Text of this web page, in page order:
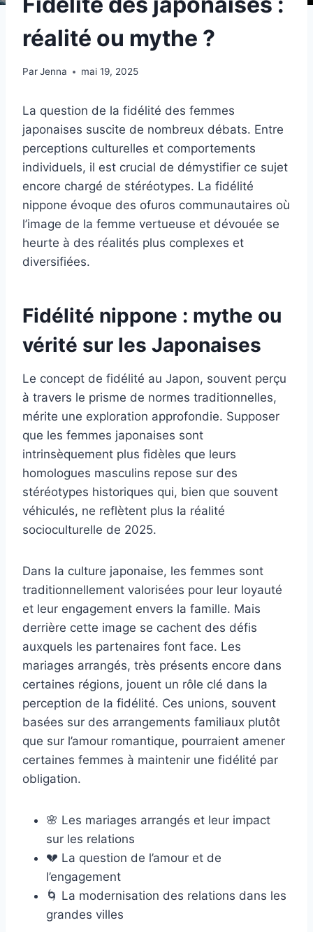
réalité ou mythe ?
ParJenna mai 19, 2025
La question de la fidélité des femmes
japonaises suscite de nombreux débats. Entre
perceptions culturelles et comportements
individuels, il est crucial de démystifier ce sujet
encore chargé de stéréotypes. La fidélité
nippone évoque des ofuros communautaires où
l’image de la femme vertueuse et dévouée se
heurte à des réalités plus complexes et
diversifiées.
Fidélité nippone : mythe ou
vérité sur les Japonaises
Le concept de fidélité au Japon, souvent perçu
à travers le prisme de normes traditionnelles,
mérite une exploration approfondie. Supposer
que les femmes japonaises sont
intrinsèquement plus fidèles que leurs
homologues masculins repose sur des
stéréotypes historiques qui, bien que souvent
véhiculés, ne reflètent plus la réalité
socioculturelle de 2025.
Dans la culture japonaise, les femmes sont
traditionnellement valorisées pour leur loyauté
et leur engagement envers la famille. Mais
derrière cette image se cachent des défis
auxquels les partenaires font face. Les
mariages arrangés, très présents encore dans
certaines régions, jouent un rôle clé dans la
perception de la fidélité. Ces unions, souvent
basées sur des arrangements familiaux plutôt
que sur l’amour romantique, pourraient amener
certaines femmes à maintenir une fidélité par
obligation.
🌸 Les mariages arrangés et leur impact
sur les relations
💔 La question de l’amour et de
l’engagement
🌀 La modernisation des relations dans les
grandes villes